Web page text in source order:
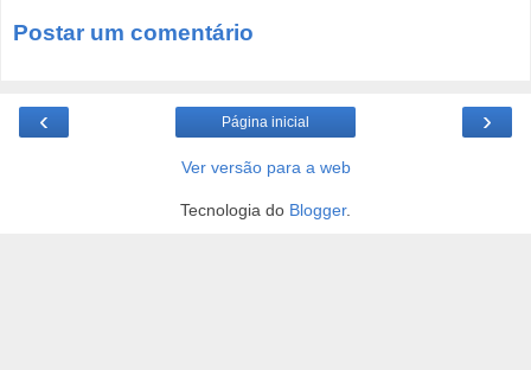
Postar um comentário
‹ ›
Página inicial
Ver versão para a web
Tecnologia do Blogger.